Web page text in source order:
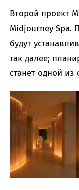
Второй проект
Midjourney Spa.
будут
так далее;
станет одной из